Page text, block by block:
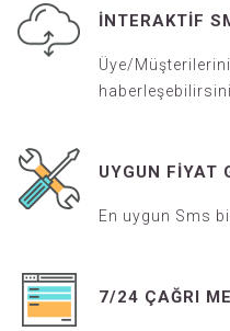
İNTERAKTIF
Üye/
UYGUN FIYAT
En uygun Sms
7/24 ÇAĞRI